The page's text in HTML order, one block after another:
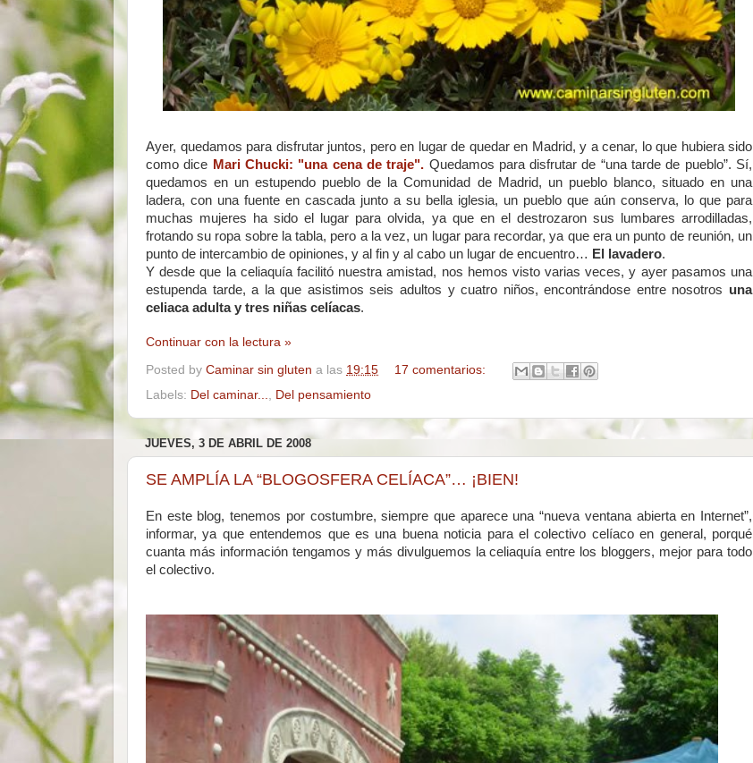
Ayer, quedamos para disfrutar juntos, pero en lugar de quedar en Madrid, y a cenar, lo que hubiera sido
como dice Mari Chucki: "una cena de traje". Quedamos para disfrutar de “una tarde de pueblo”. Sí,
quedamos en un estupendo pueblo de la Comunidad de Madrid, un pueblo blanco, situado en una
ladera, con una fuente en cascada junto a su bella iglesia, un pueblo que aún conserva, lo que para
muchas mujeres ha sido el lugar para olvida, ya que en el destrozaron sus lumbares arrodilladas,
frotando su ropa sobre la tabla, pero a la vez, un lugar para recordar, ya que era un punto de reunión, un
punto de intercambio de opiniones, y al fin y al cabo un lugar de encuentro… El lavadero.
Y desde que la celiaquía facilitó nuestra amistad, nos hemos visto varias veces, y ayer pasamos una
estupenda tarde, a la que asistimos seis adultos y cuatro niños, encontrándose entre nosotros una
celiaca adulta y tres niñas celíacas.
Continuar con la lectura »
Posted by Caminar sin gluten a las 19:15
17 comentarios:
Labels: Del caminar..., Del pensamiento
JUEVES, 3 DE ABRIL DE 2008
SE AMPLÍA LA “BLOGOSFERA CELÍACA”… ¡BIEN!
En este blog, tenemos por costumbre, siempre que aparece una “nueva ventana abierta en Internet”,
informar, ya que entendemos que es una buena noticia para el colectivo celíaco en general, porqué
cuanta más información tengamos y más divulguemos la celiaquía entre los bloggers, mejor para todo
el colectivo.